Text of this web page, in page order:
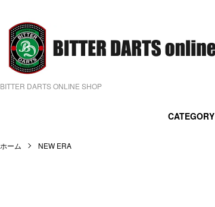
BITTER DARTS ONLINE SHOP
CATEGORY
ホーム NEW ERA